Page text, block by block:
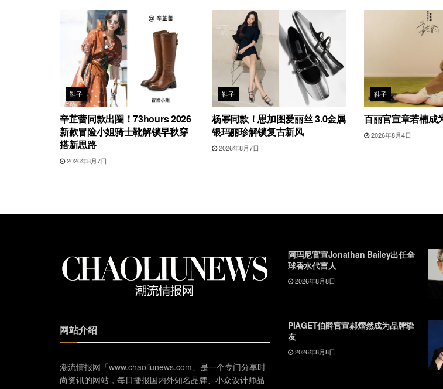
鞋子
辛芷蕾同款出圈！73hours 2026
新款冒险小姐骑士靴解锁早秋穿
搭新思路
2026年8月7日
鞋子
杨幂同款！思加图爱丽丝 3.0金属
银玛丽珍解锁复古新风
2026年8月7日
鞋子
百丽官宣章若楠成
2026年8月4日
网站介绍
潮流情报网「www.chaoliunews.com」是一个专门分享时
尚资讯的网站，每日播报国内外知名品牌、小众设计师品
阿玛尼官宣Jonathan Bailey出任全
球香水代言人
2026年8月8日
PIAGET伯爵官宣郝熠然成为品牌挚
友
2026年8月8日